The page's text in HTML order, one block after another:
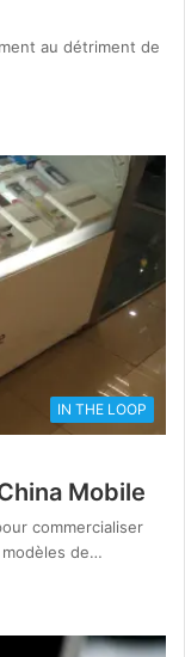
au détriment de
IN THE LOOP
Mobile
commercialiser
modèles de…